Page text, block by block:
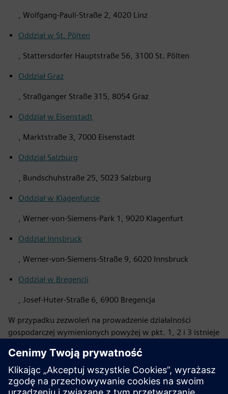
, Wolfgang-Pauli-Straße 2, 4020 Linz
Oddział w St. Pölten
, Stattersdorfer Hauptstraße 56, 3100 St. Pölten
Oddział Graz
, Straßganger Straße 315, 8054 Graz
Oddział w Eisenstadt
, Marktstraße 3, 7000 Eisenstadt
Oddział Salzburg
, Bundschuhstraße 25, 5023 Salzburg
Oddział w Klagenfurcie
, Werner-von-Siemens-Park 1, 9020 Klagenfurt
Oddział Innsbruck
, Werner-von-Siemens-Straße 9, 6020 Innsbruck
Oddział w Bregencji
, Josef-Huter-Straße 6, 6900 Bregencja
W przypadku zezwoleń na prowadzenie działalności
gospodarczej wymienionych powyżej w pkt. 1, 2 i 3 istnieje
lokalizacja w Kundl, Biochemiestraße 64, 6250 Kundl i u
naslokalizacja w Saalfelden, Zeller Bundesstraße 17, 5760
Saalfelden.